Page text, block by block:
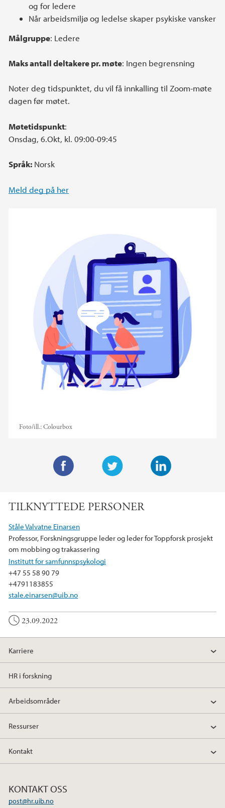
og for ledere
Når arbeidsmiljø og ledelse skaper psykiske vansker
Målgruppe: Ledere
Maks antall deltakere pr. møte: Ingen begrensning
Noter deg tidspunktet, du vil få innkalling til Zoom-møte
dagen før møtet.
Møtetidspunkt:
Onsdag, 6.Okt, kl. 09:00-09:45
Språk: Norsk
Meld deg på her
Foto/ill.:Colourbox
i
r
e
b
o
o
k
TILKNYTTEDE PERSONER
Ståle Valvatne Einarsen
Professor, Forskningsgruppe leder og leder for Toppforsk prosjekt
om mobbing og trakassering
Institutt for samfunnspsykologi
+47 55 58 90 79
+4791183855
stale.einarsen@uib.no
23.09.2022
Karriere
HR i forskning
Arbeidsområder
Ressurser
Kontakt
KONTAKT OSS
post@hr.uib.no